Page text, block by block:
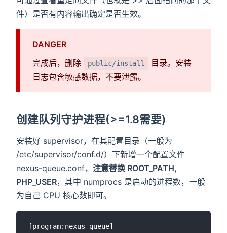
件）是否有内容输出确定是否生效。
DANGER
完成后，删除
public/install
目录。安装
日志包含敏感数据，不要泄露。
创建队列守护进程(>=1.8需要)
安装好 supervisor，在其配置目录（一般为
/etc/supervisor/conf.d/）下新增一个配置文件
nexus-queue.conf， 注意替换 ROOT_PATH,
PHP_USER，其中 numprocs 是启动的进程数，一般
为自己 CPU 核心数即可。
[program:nexus-queue]